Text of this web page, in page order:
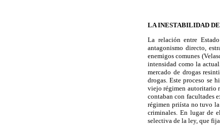
LA INESTABILIDAD
La relación entre
antagonismo directo,
enemigos comunes
intensidad como la
mercado de drogas
drogas. Este proceso se
viejo régimen autoritario
contaban con facultades
régimen priísta no tuvo
criminales. En lugar de
selectiva de la ley, que